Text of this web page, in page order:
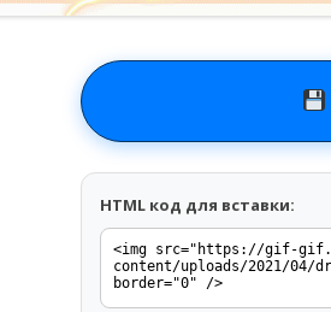
HTML код для вставки: